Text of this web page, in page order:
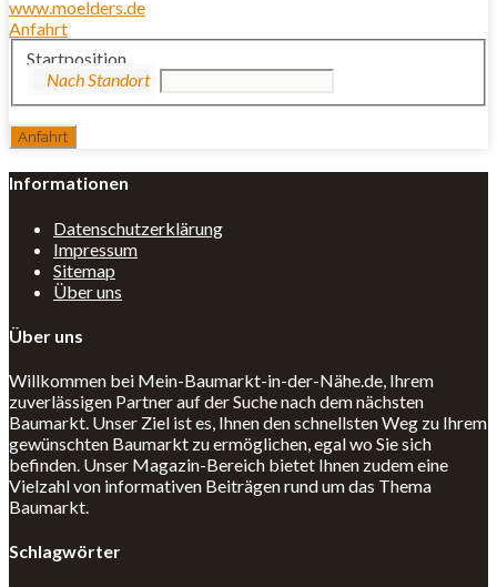
www.moelders.de
Anfahrt
Startposition
Informationen
Datenschutzerklärung
Impressum
Sitemap
Über uns
Über uns
Willkommen bei Mein-Baumarkt-in-der-Nähe.de, Ihrem
zuverlässigen Partner auf der Suche nach dem nächsten
Baumarkt. Unser Ziel ist es, Ihnen den schnellsten Weg zu Ihrem
gewünschten Baumarkt zu ermöglichen, egal wo Sie sich
befinden. Unser Magazin-Bereich bietet Ihnen zudem eine
Vielzahl von informativen Beiträgen rund um das Thema
Baumarkt.
Schlagwörter